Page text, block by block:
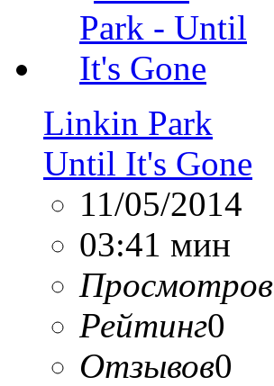
Linkin Park
Until It's Gone
11/05/2014
03:41 мин
Просмотров
Рейтинг0
Отзывов0